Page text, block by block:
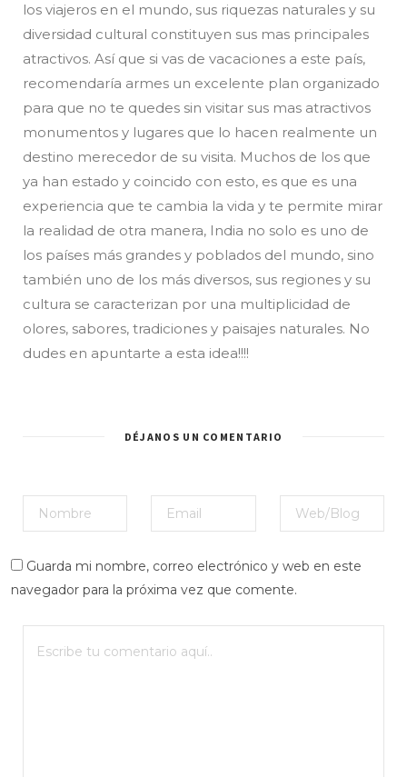
los viajeros en el mundo, sus riquezas naturales y su
diversidad cultural constituyen sus mas principales
atractivos. Así que si vas de vacaciones a este país,
recomendaría armes un excelente plan organizado
para que no te quedes sin visitar sus mas atractivos
monumentos y lugares que lo hacen realmente un
destino merecedor de su visita. Muchos de los que
ya han estado y coincido con esto, es que es una
experiencia que te cambia la vida y te permite mirar
la realidad de otra manera, India no solo es uno de
los países más grandes y poblados del mundo, sino
también uno de los más diversos, sus regiones y su
cultura se caracterizan por una multiplicidad de
olores, sabores, tradiciones y paisajes naturales. No
dudes en apuntarte a esta idea!!!!
DÉJANOS UN COMENTARIO
Guarda mi nombre, correo electrónico y web en este
navegador para la próxima vez que comente.